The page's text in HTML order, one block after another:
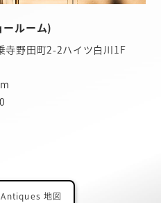
ルーム)
寺野田町2-2ハイツ白川1F
地図